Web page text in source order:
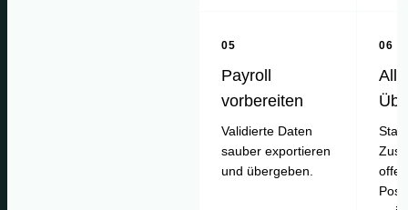
05
Payroll
vorbereiten
Validierte Daten
sauber exportieren
und übergeben.
06